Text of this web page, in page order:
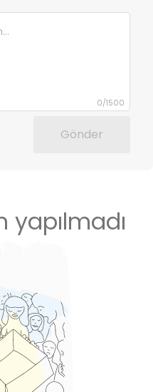
0/1500
Gönder
yapılmadı